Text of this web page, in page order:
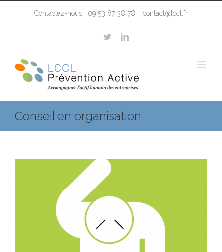
Contactez-nous : 09 53 67 38 78 contact@lccl.fr
Conseil en organisation